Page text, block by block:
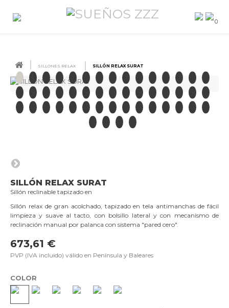
SILLONES RELAX SILLÓN RELAX SURAT
SILLÓN RELAX SURAT
Sillón reclinable tapizado en
Sillón relax de gran acolchado, tapizado en tela antimanchas de fácil
limpieza y suave al tacto, con bolsillo lateral y con mecanismo de
reclinación manual por palanca con sistema "pared cero".
673,61 €
PVP (IVA incluido) válido en Península y Baleares
COLOR
0